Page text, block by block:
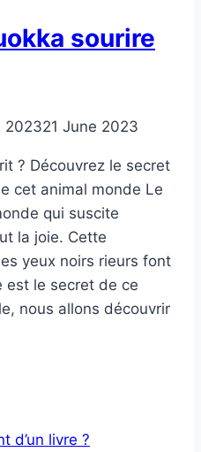
sourire
202321 June 2023
? Découvrez le secret
cet animal monde Le
qui suscite
la joie. Cette
yeux noirs rieurs font
est le secret de ce
nous allons découvrir